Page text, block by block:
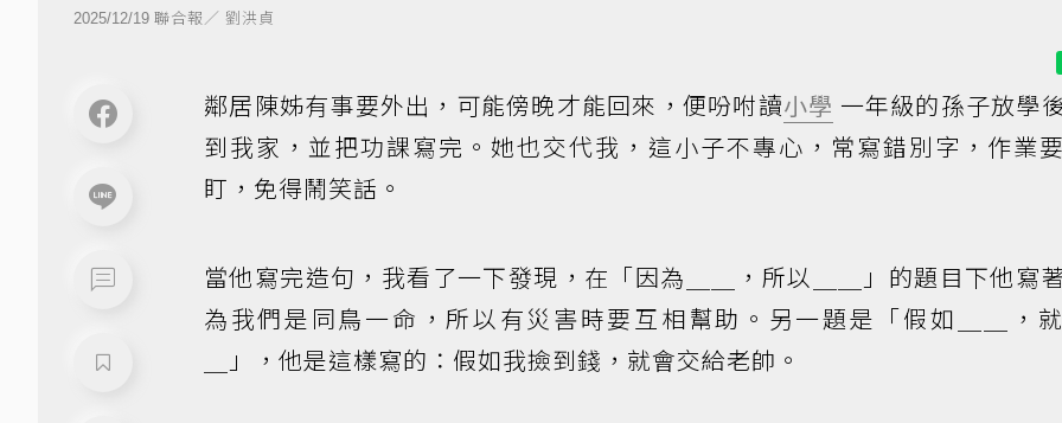
2025/12/19 聯合報／ 劉洪貞
鄰居陳姊有事要外出，可能傍晚才能回來，便吩咐讀小學 一年級的孫子放學
到我家，並把功課寫完。她也交代我，這小子不專心，常寫錯別字，作業
盯，免得鬧笑話。
當他寫完造句，我看了一下發現，在「因為＿＿，所以＿＿」的題目下他寫
為我們是同鳥一命，所以有災害時要互相幫助。另一題是「假如＿＿，
＿」，他是這樣寫的：假如我撿到錢，就會交給老帥。